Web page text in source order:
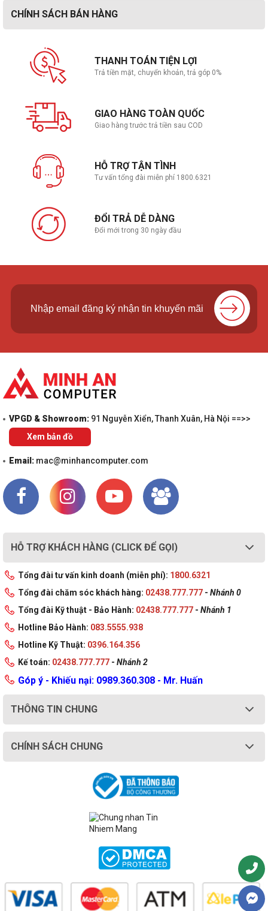
CHÍNH SÁCH BÁN HÀNG
THANH TOÁN TIỆN LỢI
Trả tiền mặt, chuyển khoản, trả góp 0%
GIAO HÀNG TOÀN QUỐC
Giao hàng trước trả tiền sau COD
HỖ TRỢ TẬN TÌNH
Tư vấn tổng đài miễn phí 1800.6321
ĐỔI TRẢ DỄ DÀNG
Đổi mới trong 30 ngày đầu
VPGD & Showroom: 91 Nguyễn Xiển, Thanh Xuân, Hà Nội ==>>
Xem bản đồ
Email: mac@minhancomputer.com
HỖ TRỢ KHÁCH HÀNG (CLICK ĐỂ GỌI)
Tổng đài tư vấn kinh doanh (miễn phí): 1800.6321
Tổng đài chăm sóc khách hàng: 02438.777.777 - Nhánh 0
Tổng đài Kỹ thuật - Bảo Hành: 02438.777.777 - Nhánh 1
Hotline Bảo Hành: 083.5555.938
Hotline Kỹ Thuật: 0396.164.356
Kế toán: 02438.777.777 - Nhánh 2
Góp ý - Khiếu nại: 0989.360.308 - Mr. Huấn
THÔNG TIN CHUNG
CHÍNH SÁCH CHUNG